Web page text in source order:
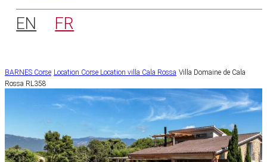
EN FR
BARNES Corse Location Corse Location villa Cala Rossa Villa Domaine de Cala
Rossa RL358